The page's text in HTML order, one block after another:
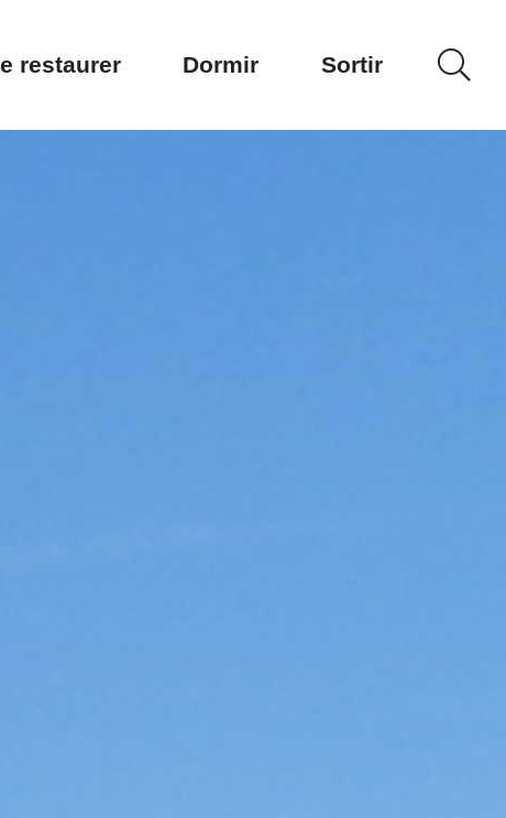
restaurer Dormir Sortir